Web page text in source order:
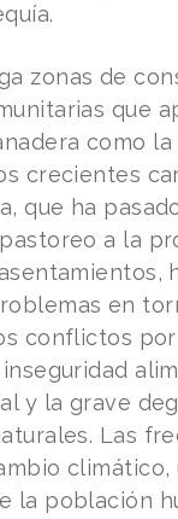
zonas de
que
como
crecientes
que ha
a la
en
conflictos
y la grave
Las
climático,
la población